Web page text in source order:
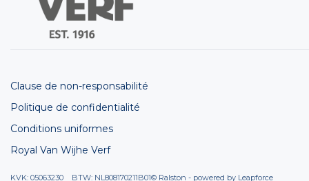
Clause de non-responsabilité
Politique de confidentialité
Conditions uniformes
Royal Van Wijhe Verf
KVK: 05063230 BTW: NL808170211B01© Ralston - powered by Leapforce